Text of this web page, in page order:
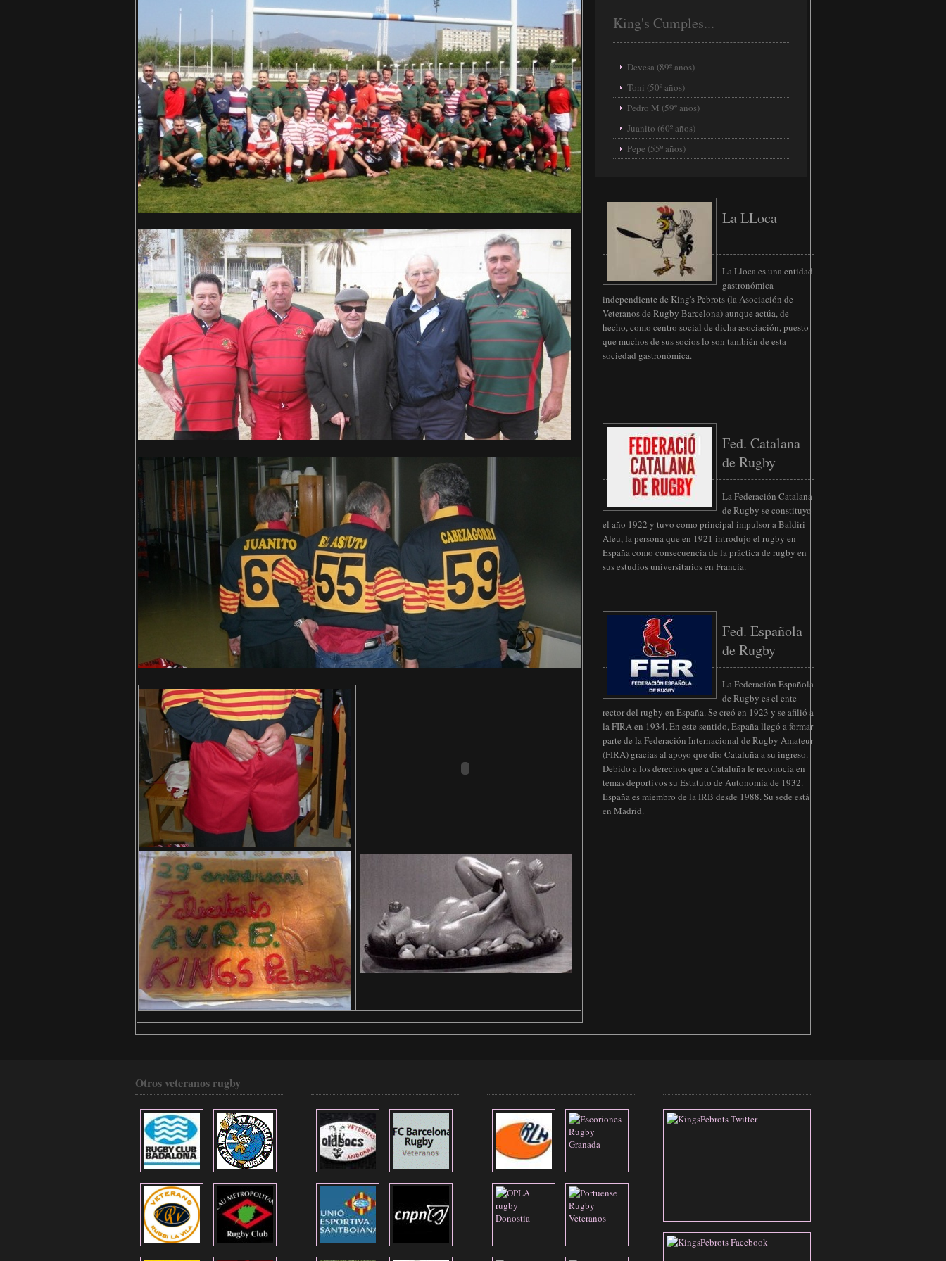
King's Cumples...
Devesa (89º años)
Toni (50º años)
Pedro M (59º años)
Juanito (60º años)
Pepe (55º años)
La LLoca
La Lloca es una entidad
gastronómica
independiente de King's Pebrots (la Asociación de
Veteranos de Rugby Barcelona) aunque actúa, de
hecho, como centro social de dicha asociación, puesto
que muchos de sus socios lo son también de esta
sociedad gastronómica.
Fed. Catalana
de Rugby
La Federación Catalana
de Rugby se constituyo
el año 1922 y tuvo como principal impulsor a Baldiri
Aleu, la persona que en 1921 introdujo el rugby en
España como consecuencia de la práctica de rugby en
sus estudios universitarios en Francia.
Fed. Española
de Rugby
La Federación Española
de Rugby es el ente
rector del rugby en España. Se creó en 1923 y se afilió a
la FIRA en 1934. En este sentido, España llegó a formar
parte de la Federación Internacional de Rugby Amateur
(FIRA) gracias al apoyo que dio Cataluña a su ingreso.
Debido a los derechos que a Cataluña le reconocía en
temas deportivos su Estatuto de Autonomía de 1932.
España es miembro de la IRB desde 1988. Su sede está
en Madrid.
Otros veteranos rugby